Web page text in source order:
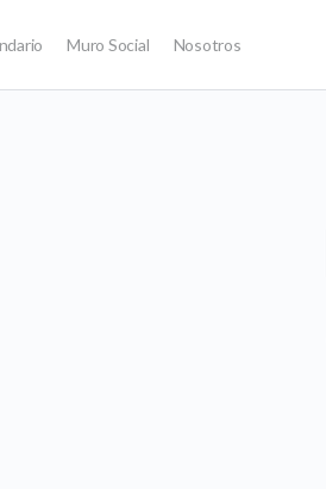
Muro Social Nosotros